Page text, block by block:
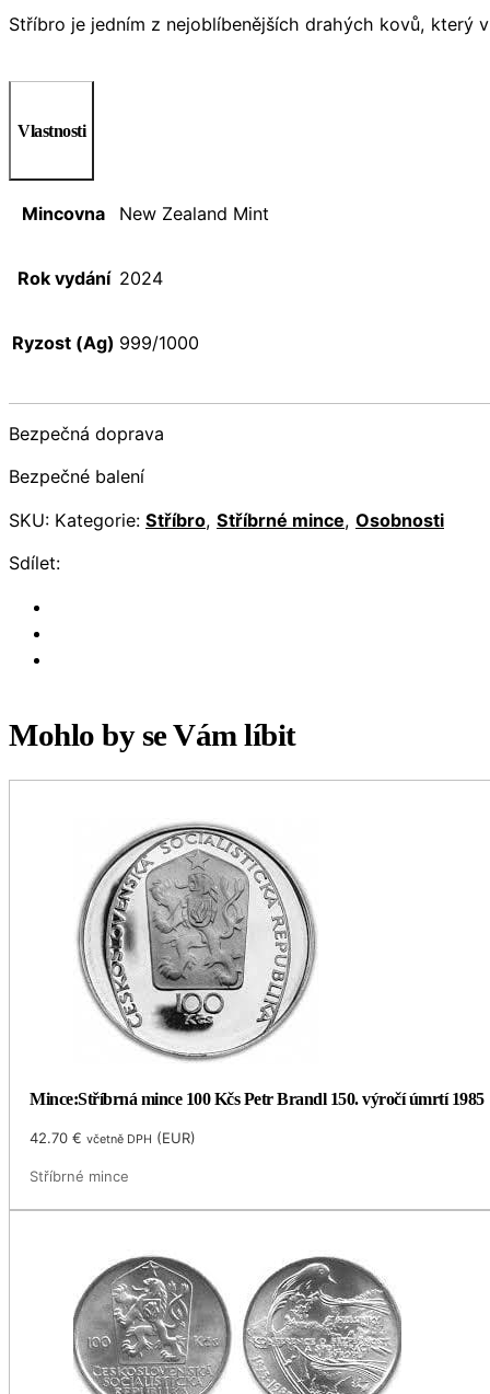
Stříbro je jedním z nejoblíbenějších drahých kovů,
Vlastnosti
Mincovna New Zealand Mint
Rok vydání 2024
Ryzost (Ag) 999/1000
Bezpečná doprava
Bezpečné balení
SKU: Kategorie: Stříbro, Stříbrné mince, Osobnosti
Sdílet:
Mohlo by se Vám líbit
Mince:Stříbrná mince 100 Kčs Petr Brandl 150. výročí úmrtí 1985
42.70€ včetně DPH (EUR)
Stříbrné mince